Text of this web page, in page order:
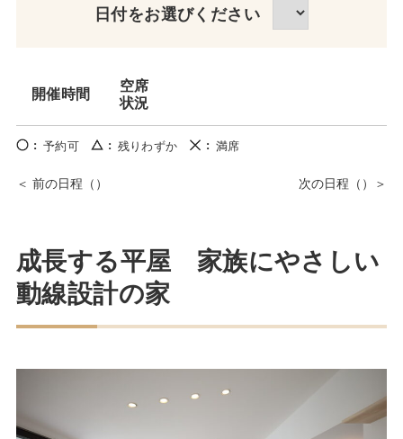
日付をお選びください
開催時間
空席
状況
予約可 残りわずか 満席
成長する平屋 家族にやさしい
動線設計の家